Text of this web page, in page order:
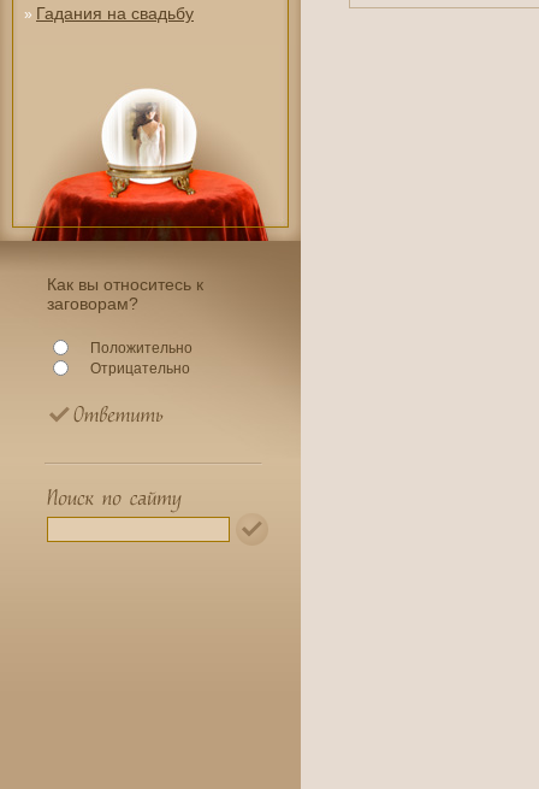
» Гадания на свадьбу
Как вы относитесь к
заговорам?
Положительно
Отрицательно